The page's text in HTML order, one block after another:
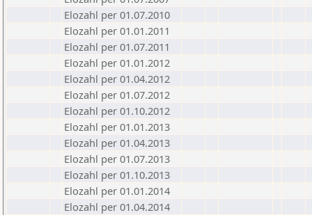
Elozahl per 01.07.2010
Elozahl per 01.01.2011
Elozahl per 01.07.2011
Elozahl per 01.01.2012
Elozahl per 01.04.2012
Elozahl per 01.07.2012
Elozahl per 01.10.2012
Elozahl per 01.01.2013
Elozahl per 01.04.2013
Elozahl per 01.07.2013
Elozahl per 01.10.2013
Elozahl per 01.01.2014
Elozahl per 01.04.2014